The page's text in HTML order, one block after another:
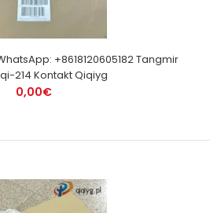
+8618120605182 Tangmir
214 Kontakt Qiqiyg
0,00€